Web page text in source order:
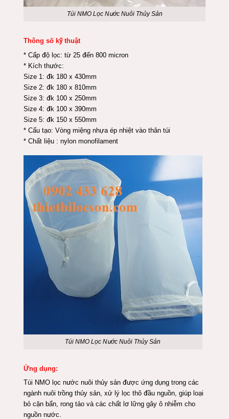
Túi NMO Lọc Nước Nuôi Thủy Sản
Thông số kỹ thuật
* Cấp độ lọc: từ 25 đến 800 micron
* Kích thước:
Size 1: đk 180 x 430mm
Size 2: đk 180 x 810mm
Size 3: đk 100 x 250mm
Size 4: đk 100 x 390mm
Size 5: đk 150 x 550mm
* Cấu tạo: Vòng miệng nhựa ép nhiệt vào thân túi
* Chất liệu : nylon monofilament
Túi NMO Lọc Nước Nuôi Thủy Sản
Ứng dụng:
Túi NMO lọc nước nuôi thủy sản được ứng dụng trong các
ngành nuôi trồng thủy sản, xử lý lọc thô đầu nguồn, giúp loại
bỏ cặn bẩn, rong tảo và các chất lơ lững gây ô nhiễm cho
nguồn nước.